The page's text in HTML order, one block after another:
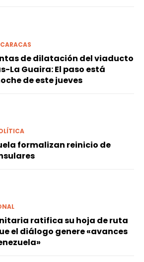
de dilatación del viaducto
La Guaira: El paso está
de este jueves
formalizan reinicio de
ratifica su hoja de ruta
el diálogo genere «avances